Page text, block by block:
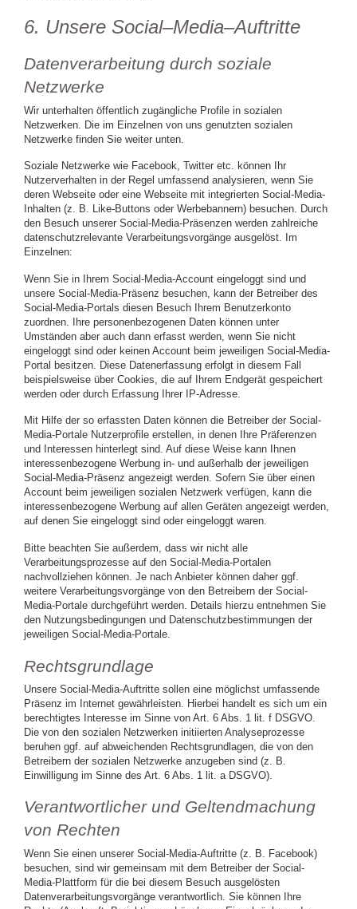
6. Unsere Social–Media–Auftritte
Datenverarbeitung durch soziale
Netzwerke
Wir unterhalten öffentlich zugängliche Profile in sozialen
Netzwerken. Die im Einzelnen von uns genutzten sozialen
Netzwerke finden Sie weiter unten.
Soziale Netzwerke wie Facebook, Twitter etc. können Ihr
Nutzerverhalten in der Regel umfassend analysieren, wenn Sie
deren Webseite oder eine Webseite mit integrierten Social-Media-
Inhalten (z. B. Like-Buttons oder Werbebannern) besuchen. Durch
den Besuch unserer Social-Media-Präsenzen werden zahlreiche
datenschutzrelevante Verarbeitungsvorgänge ausgelöst. Im
Einzelnen:
Wenn Sie in Ihrem Social-Media-Account eingeloggt sind und
unsere Social-Media-Präsenz besuchen, kann der Betreiber des
Social-Media-Portals diesen Besuch Ihrem Benutzerkonto
zuordnen. Ihre personenbezogenen Daten können unter
Umständen aber auch dann erfasst werden, wenn Sie nicht
eingeloggt sind oder keinen Account beim jeweiligen Social-Media-
Portal besitzen. Diese Datenerfassung erfolgt in diesem Fall
beispielsweise über Cookies, die auf Ihrem Endgerät gespeichert
werden oder durch Erfassung Ihrer IP-Adresse.
Mit Hilfe der so erfassten Daten können die Betreiber der Social-
Media-Portale Nutzerprofile erstellen, in denen Ihre Präferenzen
und Interessen hinterlegt sind. Auf diese Weise kann Ihnen
interessenbezogene Werbung in- und außerhalb der jeweiligen
Social-Media-Präsenz angezeigt werden. Sofern Sie über einen
Account beim jeweiligen sozialen Netzwerk verfügen, kann die
interessenbezogene Werbung auf allen Geräten angezeigt werden,
auf denen Sie eingeloggt sind oder eingeloggt waren.
Bitte beachten Sie außerdem, dass wir nicht alle
Verarbeitungsprozesse auf den Social-Media-Portalen
nachvollziehen können. Je nach Anbieter können daher ggf.
weitere Verarbeitungsvorgänge von den Betreibern der Social-
Media-Portale durchgeführt werden. Details hierzu entnehmen Sie
den Nutzungsbedingungen und Datenschutzbestimmungen der
jeweiligen Social-Media-Portale.
Rechtsgrundlage
Unsere Social-Media-Auftritte sollen eine möglichst umfassende
Präsenz im Internet gewährleisten. Hierbei handelt es sich um ein
berechtigtes Interesse im Sinne von Art. 6 Abs. 1 lit. f DSGVO.
Die von den sozialen Netzwerken initiierten Analyseprozesse
beruhen ggf. auf abweichenden Rechtsgrundlagen, die von den
Betreibern der sozialen Netzwerke anzugeben sind (z. B.
Einwilligung im Sinne des Art. 6 Abs. 1 lit. a DSGVO).
Verantwortlicher und Geltendmachung
von Rechten
Wenn Sie einen unserer Social-Media-Auftritte (z. B. Facebook)
besuchen, sind wir gemeinsam mit dem Betreiber der Social-
Media-Plattform für die bei diesem Besuch ausgelösten
Datenverarbeitungsvorgänge verantwortlich. Sie können Ihre